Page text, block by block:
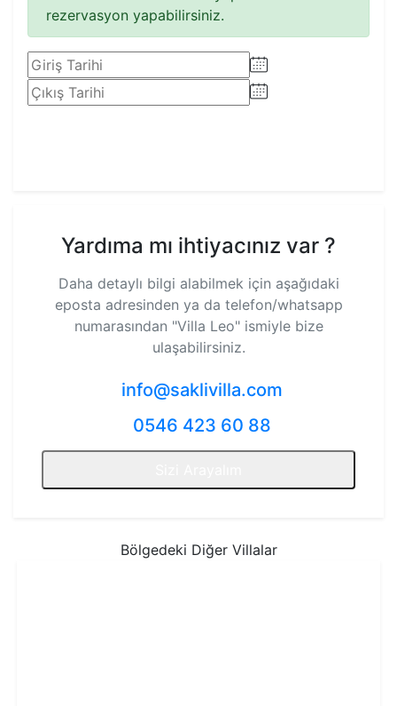
rezervasyon yapabilirsiniz.
Yardıma mı ihtiyacınız var ?
Daha detaylı bilgi alabilmek için aşağıdaki
eposta adresinden ya da telefon/whatsapp
numarasından "Villa Leo"ismiyle bize
ulaşabilirsiniz.
info@saklivilla.com
0546 423 60 88
Bölgedeki Diğer Villalar